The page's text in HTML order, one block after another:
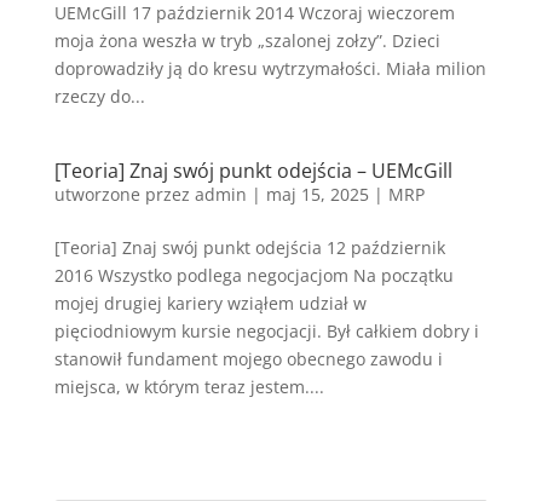
UEMcGill 17 październik 2014 Wczoraj wieczorem
moja żona weszła w tryb „szalonej zołzy”. Dzieci
doprowadziły ją do kresu wytrzymałości. Miała milion
rzeczy do...
[Teoria] Znaj swój punkt odejścia – UEMcGill
utworzone przez admin | maj 15, 2025| MRP
[Teoria] Znaj swój punkt odejścia 12 październik
2016 Wszystko podlega negocjacjom Na początku
mojej drugiej kariery wziąłem udział w
pięciodniowym kursie negocjacji. Był całkiem dobry i
stanowił fundament mojego obecnego zawodu i
miejsca, w którym teraz jestem....